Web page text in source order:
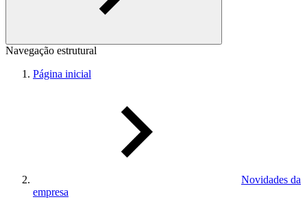
Navegação estrutural
Página inicial
Novidades da
empresa